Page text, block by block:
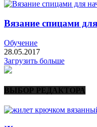
Вязание спицами
Обучение
28.05.2017
Загрузить больше
ВЫБОР РЕДАКТОРА